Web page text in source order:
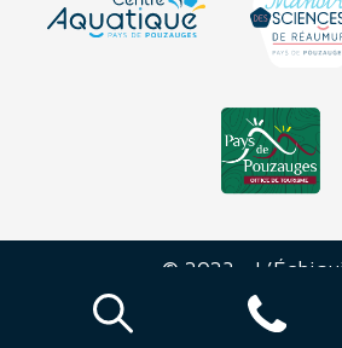
© 2023 -
Réalisation Agence